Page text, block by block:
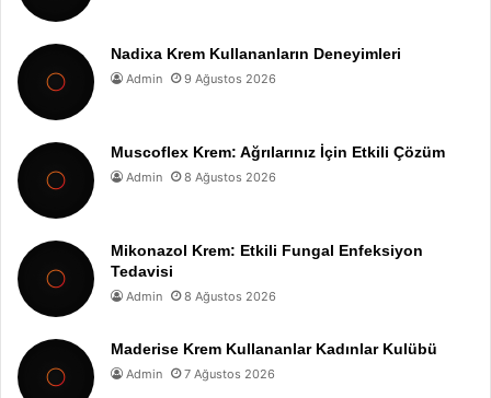
Nadixa Krem Kullananların Deneyimleri
Admin 9 Ağustos 2026
Muscoflex Krem: Ağrılarınız İçin Etkili Çözüm
Admin 8 Ağustos 2026
Mikonazol Krem: Etkili Fungal Enfeksiyon
Tedavisi
Admin 8 Ağustos 2026
Maderise Krem Kullananlar Kadınlar Kulübü
Admin 7 Ağustos 2026